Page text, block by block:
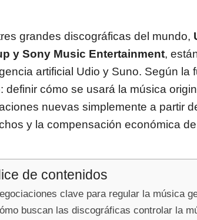
grandes discográficas del mundo,
y Sony Music Entertainment,
artificial Udio y Suno. Según
definir cómo se usará la música
nuevas simplemente a partir
y la compensación económica
de contenidos
clave para regular la música
buscan las discográficas controlar la